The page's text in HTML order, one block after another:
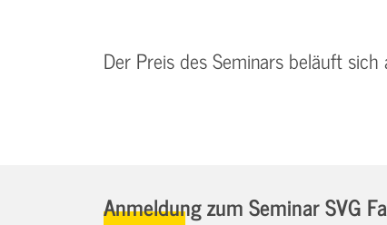
Der Preis des Seminars beläuft
Anmeldung zum Seminar SVG